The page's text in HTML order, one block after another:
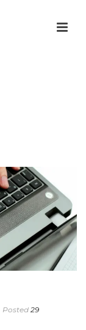
Posted 29